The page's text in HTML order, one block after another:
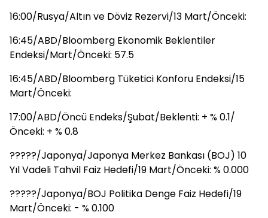
16:00/Rusya/Altın ve Döviz Rezervi/13 Mart/Önceki:
16:45/ABD/Bloomberg Ekonomik Beklentiler
Endeksi/Mart/Önceki: 57.5
16:45/ABD/Bloomberg Tüketici Konforu Endeksi/15
Mart/Önceki:
17:00/ABD/Öncü Endeks/Şubat/Beklenti: + % 0.1/
Önceki: + % 0.8
?????/Japonya/Japonya Merkez Bankası (BOJ) 10
Yıl Vadeli Tahvil Faiz Hedefi/19 Mart/Önceki: % 0.000
?????/Japonya/BOJ Politika Denge Faiz Hedefi/19
Mart/Önceki: - % 0.100